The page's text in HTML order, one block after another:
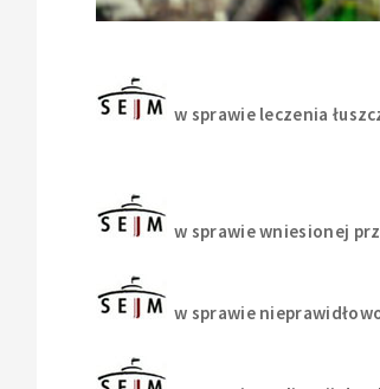
w sprawie leczenia
w sprawie wniesionej
w sprawie